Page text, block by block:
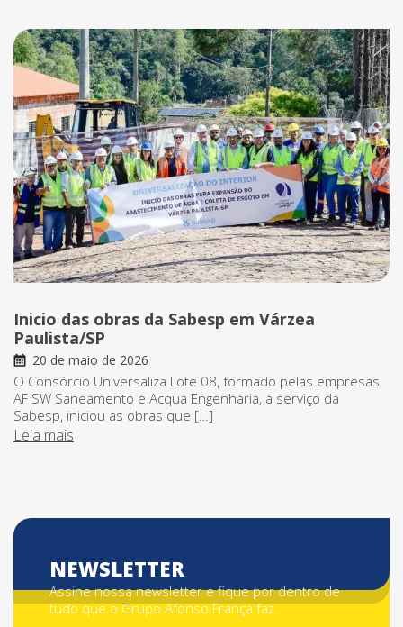
Inicio das obras da Sabesp em Várzea
Paulista/SP
20 de maio de 2026
O Consórcio Universaliza Lote 08, formado pelas empresas
AF SW Saneamento e Acqua Engenharia, a serviço da
Sabesp, iniciou as obras que […]
Leia mais
NEWSLETTER
Assine nossa newsletter e fique por dentro de
tudo que o Grupo Afonso França faz.